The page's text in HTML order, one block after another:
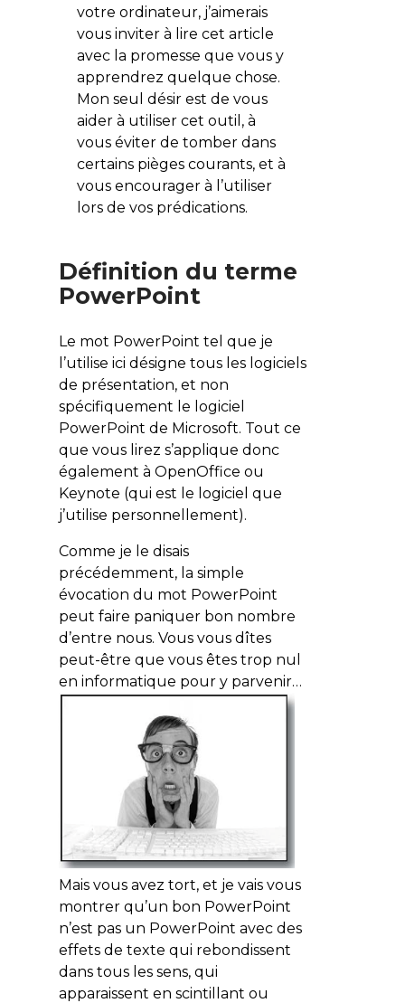
votre ordinateur, j’aimerais
vous inviter à lire cet article
avec la promesse que vous y
apprendrez quelque chose.
Mon seul désir est de vous
aider à utiliser cet outil, à
vous éviter de tomber dans
certains pièges courants, et à
vous encourager à l’utiliser
lors de vos prédications.
Définition du terme
PowerPoint
Le mot PowerPoint tel que je
l’utilise ici désigne tous les logiciels
de présentation, et non
spécifiquement le logiciel
PowerPoint de Microsoft. Tout ce
que vous lirez s’applique donc
également à OpenOffice ou
Keynote (qui est le logiciel que
j’utilise personnellement).
Comme je le disais
précédemment, la simple
évocation du mot PowerPoint
peut faire paniquer bon nombre
d’entre nous. Vous vous dîtes
peut-être que vous êtes trop nul
en informatique pour y parvenir…
Mais vous avez tort, et je vais vous
montrer qu’un bon PowerPoint
n’est pas un PowerPoint avec des
effets de texte qui rebondissent
dans tous les sens, qui
apparaissent en scintillant ou